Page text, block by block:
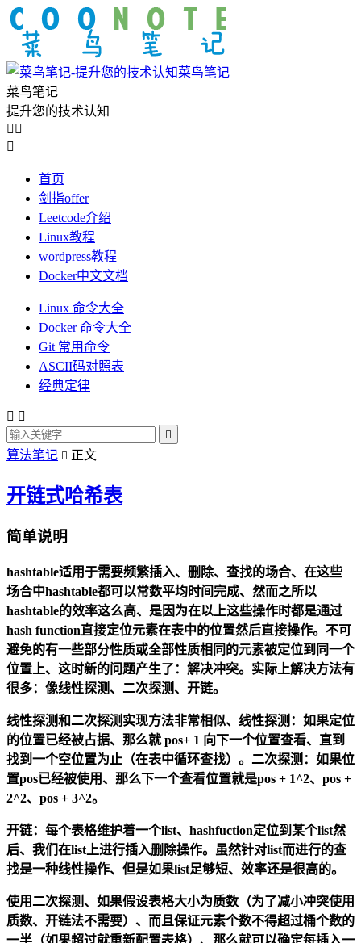
菜鸟笔记
菜鸟笔记
提升您的技术认知
 

首页
剑指offer
Leetcode介绍
Linux教程
wordpress教程
Docker中文文档
Linux 命令大全
Docker 命令大全
Git 常用命令
ASCII码对照表
经典定律
 

算法笔记  正文
开链式哈希表
简单说明
hashtable适用于需要频繁插入、删除、查找的场合、在这些
场合中hashtable都可以常数平均时间完成、然而之所以
hashtable的效率这么高、是因为在以上这些操作时都是通过
hash function直接定位元素在表中的位置然后直接操作。不可
避免的有一些部分性质或全部性质相同的元素被定位到同一个
位置上、这时新的问题产生了：解决冲突。实际上解决方法有
很多：像线性探测、二次探测、开链。
线性探测和二次探测实现方法非常相似、线性探测：如果定位
的位置已经被占据、那么就 pos+ 1 向下一个位置查看、直到
找到一个空位置为止（在表中循环查找）。二次探测：如果位
置pos已经被使用、那么下一个查看位置就是pos + 1^2、pos +
2^2、pos + 3^2。
开链：每个表格维护着一个list、hashfuction定位到某个list然
后、我们在list上进行插入删除操作。虽然针对list而进行的查
找是一种线性操作、但是如果list足够短、效率还是很高的。
使用二次探测、如果假设表格大小为质数（为了减小冲突使用
质数、开链法不需要）、而且保证元素个数不得超过桶个数的
一半（如果超过就重新配置表格）、那么就可以确定每插入一